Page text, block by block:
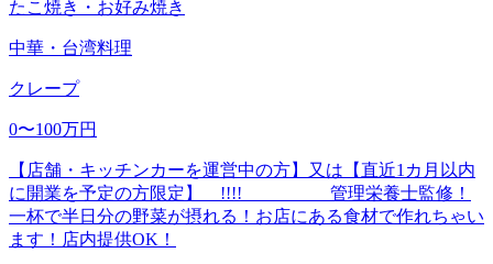
たこ焼き・お好み焼き
中華・台湾料理
クレープ
0〜100万円
【店舗・キッチンカーを運営中の方】又は【直近1カ月以内
に開業を予定の方限定】 !!!! 管理栄養士監修！
一杯で半日分の野菜が摂れる！お店にある食材で作れちゃい
ます！店内提供OK！